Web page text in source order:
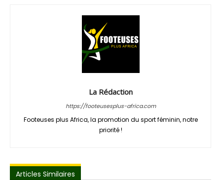
La Rédaction
https://footeusesplus-africa.com
Footeuses plus Africa, la promotion du sport féminin, notre
priorité !
Articles Similaires